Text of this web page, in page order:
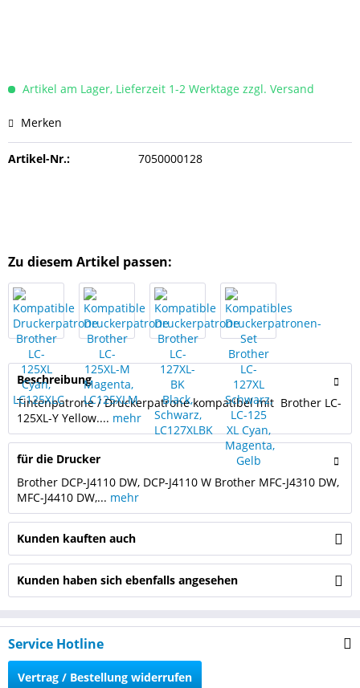
Artikel am Lager, Lieferzeit 1-2 Werktage zzgl. Versand
Merken
Artikel-Nr.: 7050000128
Zu diesem Artikel passen:
Beschreibung
Tintenpatrone / Druckerpatrone kompatibel mit Brother LC-
125XL-Y Yellow.... mehr
für die Drucker
Brother DCP-J4110 DW, DCP-J4110 W Brother MFC-J4310 DW,
MFC-J4410 DW,... mehr
Kunden kauften auch
Kunden haben sich ebenfalls angesehen
Service Hotline
Vertrag / Bestellung widerrufen